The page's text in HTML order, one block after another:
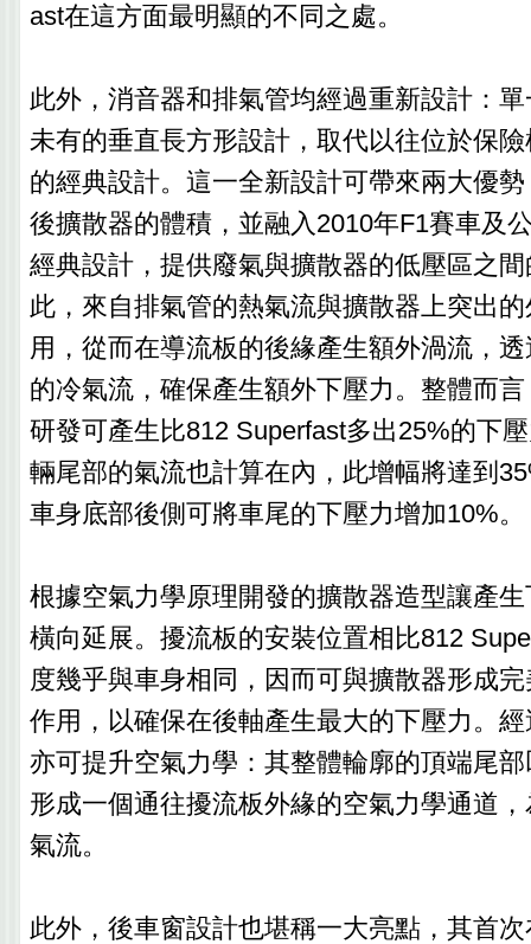
ast在這方面最明顯的不同之處。
此外，消音器和排氣管均經過重新設計：
未有的垂直長方形設計，取代以往位於保
的經典設計。這一全新設計可帶來兩大優
後擴散器的體積，並融入2010年F1賽車及
經典設計，提供廢氣與擴散器的低壓區之
此，來自排氣管的熱氣流與擴散器上突出
用，從而在導流板的後緣產生額外渦流，
的冷氣流，確保產生額外下壓力。整體而
研發可產生比812 Superfast多出25%的下
輛尾部的氣流也計算在內，此增幅將達到
車身底部後側可將車尾的下壓力增加10%。
根據空氣力學原理開發的擴散器造型讓產
橫向延展。擾流板的安裝位置相比812
度幾乎與車身相同，因而可與擴散器形成
作用，以確保在後軸產生最大的下壓力。
亦可提升空氣力學：其整體輪廓的頂端尾
形成一個通往擾流板外緣的空氣力學通道
氣流。
此外，後車窗設計也堪稱一大亮點，其首